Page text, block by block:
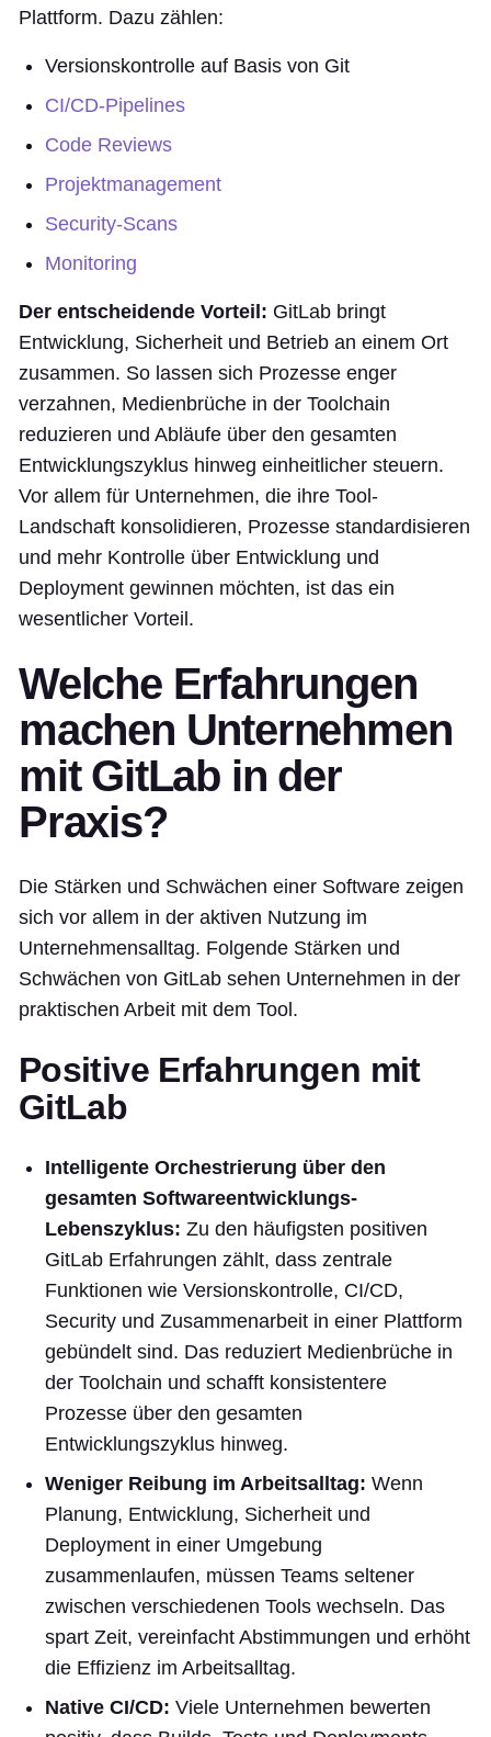
Plattform. Dazu zählen:
Versionskontrolle auf Basis von Git
CI/CD-Pipelines
Code Reviews
Projektmanagement
Security-Scans
Monitoring
Der entscheidende Vorteil: GitLab bringt
Entwicklung, Sicherheit und Betrieb an einem Ort
zusammen. So lassen sich Prozesse enger
verzahnen, Medienbrüche in der Toolchain
reduzieren und Abläufe über den gesamten
Entwicklungszyklus hinweg einheitlicher steuern.
Vor allem für Unternehmen, die ihre Tool-
Landschaft konsolidieren, Prozesse standardisieren
und mehr Kontrolle über Entwicklung und
Deployment gewinnen möchten, ist das ein
wesentlicher Vorteil.
Welche Erfahrungen
machen Unternehmen
mit GitLab in der
Praxis?
Die Stärken und Schwächen einer Software zeigen
sich vor allem in der aktiven Nutzung im
Unternehmensalltag. Folgende Stärken und
Schwächen von GitLab sehen Unternehmen in der
praktischen Arbeit mit dem Tool.
Positive Erfahrungen mit
GitLab
Intelligente Orchestrierung über den
gesamten Softwareentwicklungs-
Lebenszyklus: Zu den häufigsten positiven
GitLab Erfahrungen zählt, dass zentrale
Funktionen wie Versionskontrolle, CI/CD,
Security und Zusammenarbeit in einer Plattform
gebündelt sind. Das reduziert Medienbrüche in
der Toolchain und schafft konsistentere
Prozesse über den gesamten
Entwicklungszyklus hinweg.
Weniger Reibung im Arbeitsalltag: Wenn
Planung, Entwicklung, Sicherheit und
Deployment in einer Umgebung
zusammenlaufen, müssen Teams seltener
zwischen verschiedenen Tools wechseln. Das
spart Zeit, vereinfacht Abstimmungen und erhöht
die Effizienz im Arbeitsalltag.
Native CI/CD: Viele Unternehmen bewerten